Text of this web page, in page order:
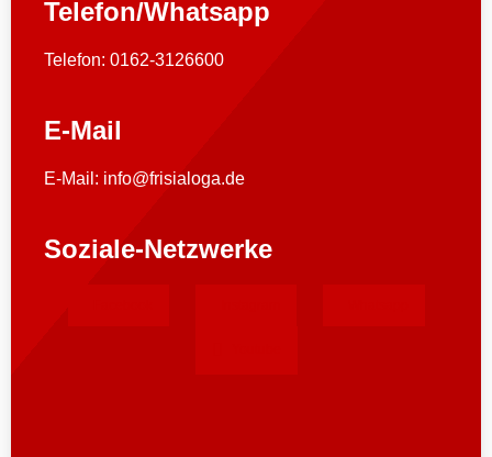
Telefon/Whatsapp
Telefon: 0162-3126600
E-Mail
E-Mail: info@frisialoga.de
Soziale-Netzwerke